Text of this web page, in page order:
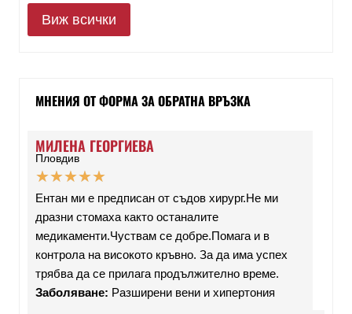
Виж всички
МНЕНИЯ ОТ ФОРМА ЗА ОБРАТНА ВРЪЗКА
МИЛЕНА ГЕОРГИЕВА
Пловдив
★★★★★
Ентан ми е предписан от съдов хирург.Не ми
дразни стомаха както останалите
медикаменти.Чуствам се добре.Помага и в
контрола на високото кръвно. За да има успех
трябва да се прилага продължително време.
Заболяване: Разширени вени и хипертония